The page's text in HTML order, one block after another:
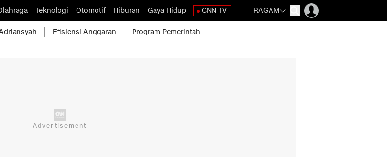
Teknologi Otomotif Hiburan Gaya Hidup CNN TV RAGAM
Efisiensi Anggaran Program Pemerintah